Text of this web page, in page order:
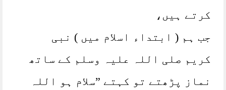
کرتے ہیں،
جب ہم ( ابتداء اسلام میں ) نبی
کریم صلی اللہ علیہ وسلم کے ساتھ
نماز پڑھتے تو کہتے ”سلام ہو اللہ